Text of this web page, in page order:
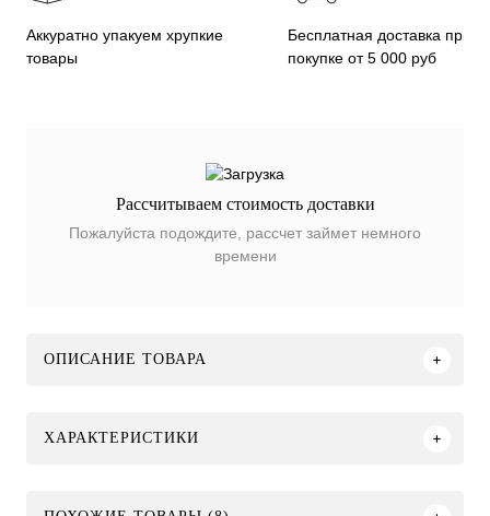
Аккуратно упакуем хрупкие
товары
Бесплатная доставка при
покупке от 5 000 руб
Рассчитываем стоимость доставки
Пожалуйста подождите, рассчет займет немного
времени
ОПИСАНИЕ ТОВАРА
ХАРАКТЕРИСТИКИ